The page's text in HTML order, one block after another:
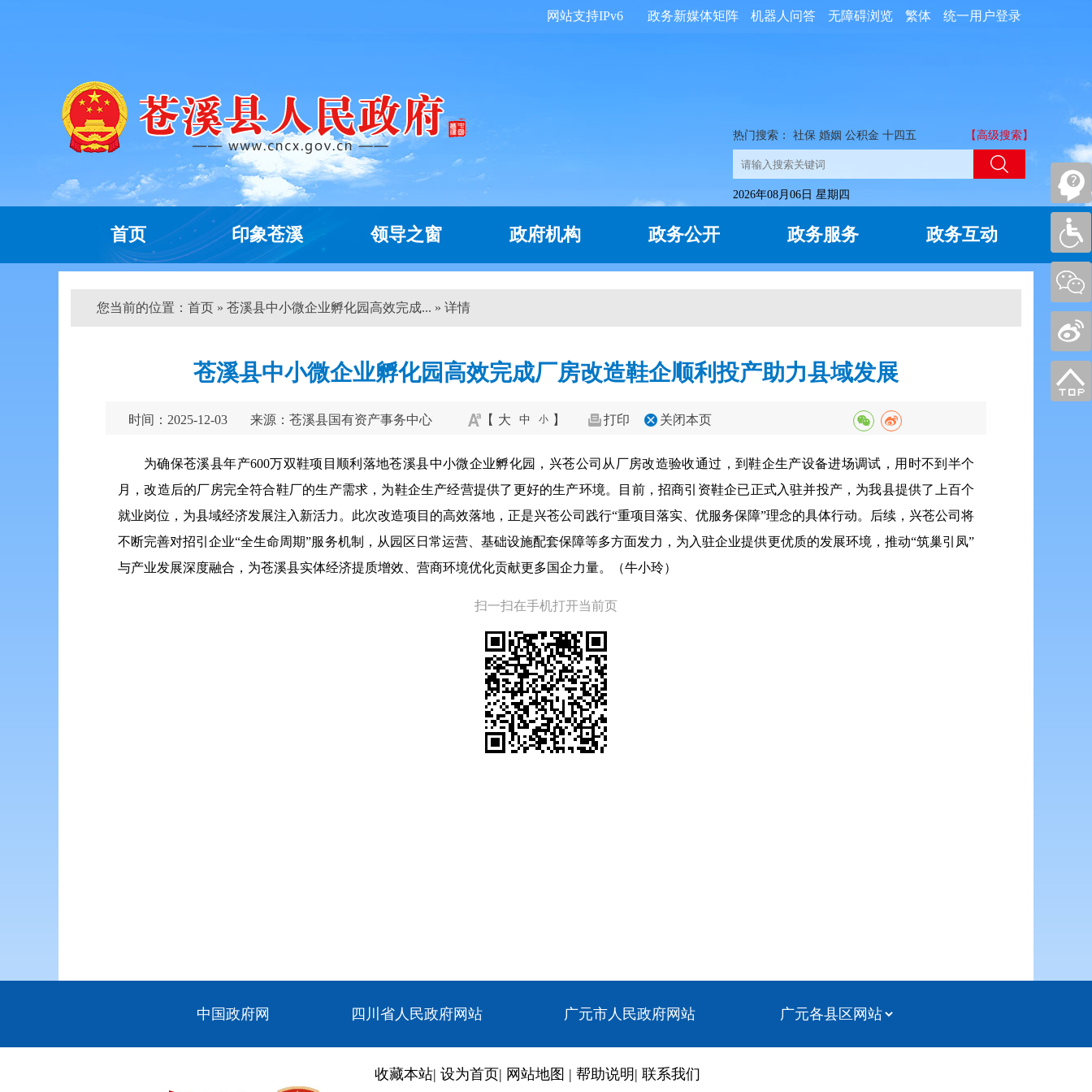
统一用户登录
繁体
无障碍浏览
机器人问答
政务新媒体矩阵
网站支持IPv6
热门搜索： 社保 婚姻 公积金 十四五 【高级搜索】
2026年08月06日 星期四
首页 印象苍溪 领导之窗 政府机构 政务公开 政务服务 政务互动
您当前的位置： 首页 » 苍溪县中小微企业孵化园高效完成... » 详情
苍溪县中小微企业孵化园高效完成厂房改造鞋企顺利投产助力县域发展
时间：2025-12-03 来源：苍溪县国有资产事务中心 【 大 中 小 】 打印 关闭本页
为确保苍溪县年产600万双鞋项目顺利落地苍溪县中小微企业孵化园，兴苍公司从厂房改造验收通过，到鞋企生产设备进场调试，用时不到半个
月，改造后的厂房完全符合鞋厂的生产需求，为鞋企生产经营提供了更好的生产环境。目前，招商引资鞋企已正式入驻并投产，为我县提供了上百个
就业岗位，为县域经济发展注入新活力。此次改造项目的高效落地，正是兴苍公司践行“重项目落实、优服务保障”理念的具体行动。后续，兴苍公司将
不断完善对招引企业“全生命周期”服务机制，从园区日常运营、基础设施配套保障等多方面发力，为入驻企业提供更优质的发展环境，推动“筑巢引凤”
与产业发展深度融合，为苍溪县实体经济提质增效、营商环境优化贡献更多国企力量。（牛小玲）
扫一扫在手机打开当前页
中国政府网 四川省人民政府网站 广元市人民政府网站
收藏本站| 设为首页| 网站地图 | 帮助说明 | 联系我们